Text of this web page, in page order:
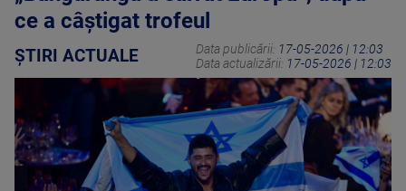
ce a câștigat trofeul
ȘTIRI ACTUALE Data publicării: 17-05-2026 | 12:03
Data actualizării: 17-05-2026 | 12:03